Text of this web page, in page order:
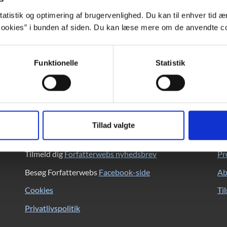
og optimering af brugervenlighed. Du kan til enhver tid
i bunden af siden. Du kan læse mere om de anvendte
Funktionelle Statistik
Tillad valgte
Tilmeld digForfatterwebs nyhedsbrev
Besøg Forfatterwebs Facebook-side
Cookies
Privatlivspolitik